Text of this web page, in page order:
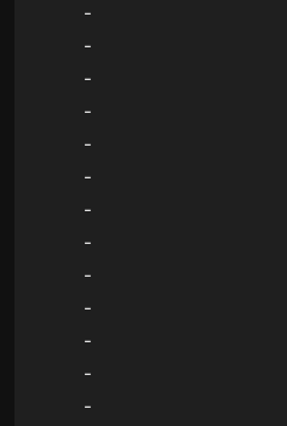
-
-
-
-
-
-
-
-
-
-
-
-
-